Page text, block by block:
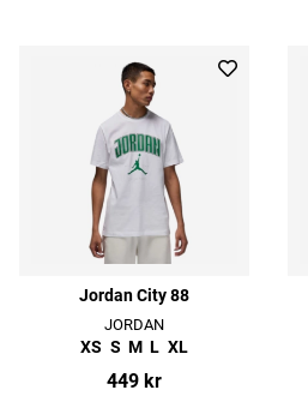
Jordan City 88
JORDAN
XS S M L XL
449 kr